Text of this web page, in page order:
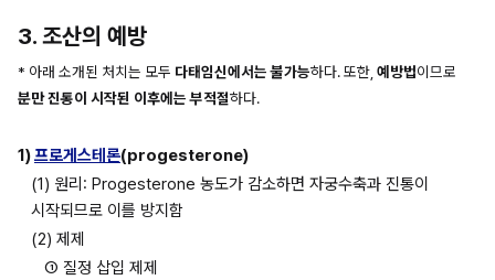
3. 조산의 예방
* 아래 소개된 처치는 모두 다태임신에서는 불가능하다. 또한, 예방법
분만 진통이 시작된 이후에는 부적절하다.
1) 프로게스테론(progesterone)
(1) 원리: Progesterone 농도가 감소하면 자궁수축과 진통이
시작되므로 이를 방지함
(2) 제제
① 질정 삽입 제제